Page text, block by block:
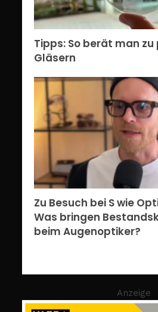
Tipps: So berät man
Gläsern
Zu Besuch bei S wie
Was bringen
beim Augenoptiker?
Anzeige